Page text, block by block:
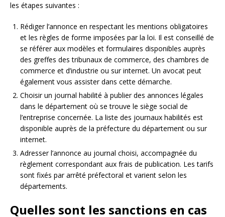
les étapes suivantes :
Rédiger l’annonce en respectant les mentions obligatoires
et les règles de forme imposées par la loi. Il est conseillé de
se référer aux modèles et formulaires disponibles auprès
des greffes des tribunaux de commerce, des chambres de
commerce et d’industrie ou sur internet. Un avocat peut
également vous assister dans cette démarche.
Choisir un journal habilité à publier des annonces légales
dans le département où se trouve le siège social de
l’entreprise concernée. La liste des journaux habilités est
disponible auprès de la préfecture du département ou sur
internet.
Adresser l’annonce au journal choisi, accompagnée du
règlement correspondant aux frais de publication. Les tarifs
sont fixés par arrêté préfectoral et varient selon les
départements.
Quelles sont les sanctions en cas